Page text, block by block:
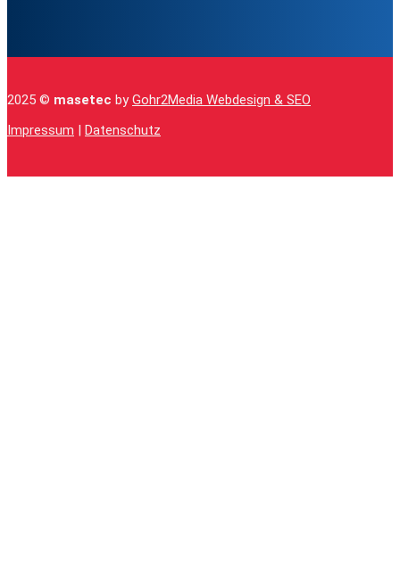
2025 © masetec byGohr2Media Webdesign & SEO
Impressum | Datenschutz